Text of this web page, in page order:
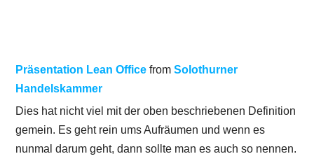
Präsentation Lean Office fromSolothurner
Handelskammer
Dies hat nicht viel mit der oben beschriebenen Definition
gemein. Es geht rein ums Aufräumen und wenn es
nunmal darum geht, dann sollte man es auch so nennen.